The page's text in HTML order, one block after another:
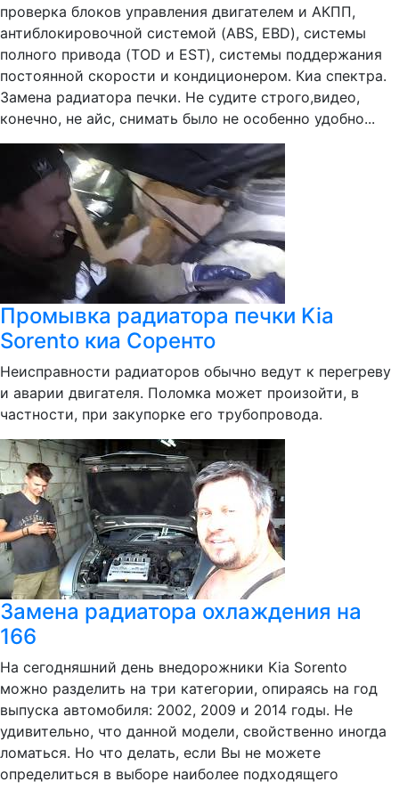
проверка блоков управления двигателем и АКПП,
антиблокировочной системой (ABS, EBD), системы
полного привода (TOD и EST), системы поддержания
постоянной скорости и кондиционером. Киа спектра.
Замена радиатора печки. Не судите строго,видео,
конечно, не айс, снимать было не особенно удобно...
Промывка радиатора печки Kia
Sorento киа Соренто
Неисправности радиаторов обычно ведут к перегреву
и аварии двигателя. Поломка может произойти, в
частности, при закупорке его трубопровода.
Замена радиатора охлаждения на
166
На сегодняшний день внедорожники Kia Sorento
можно разделить на три категории, опираясь на год
выпуска автомобиля: 2002, 2009 и 2014 годы. Не
удивительно, что данной модели, свойственно иногда
ломаться. Но что делать, если Вы не можете
определиться в выборе наиболее подходящего